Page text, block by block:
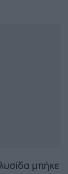
μπήκε